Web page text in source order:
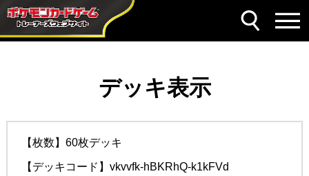
デッキ表示
【枚数】60枚デッキ
【デッキコード】 vkvvfk-hBKRhQ-k1kFVd